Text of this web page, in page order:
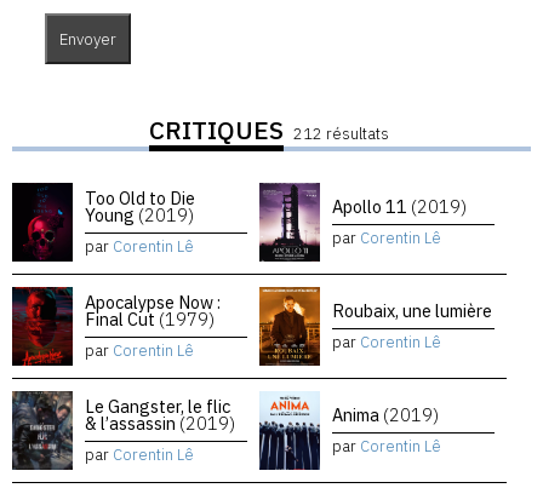
CRITIQUES 212 résultats
Too Old to Die
Young (2019)
par Corentin Lê
Apollo 11 (2019)
par Corentin Lê
Apocalypse Now :
Final Cut (1979)
par Corentin Lê
Roubaix, une lumière
par Corentin Lê
Le Gangster, le flic
& l’assassin (2019)
par Corentin Lê
Anima (2019)
par Corentin Lê